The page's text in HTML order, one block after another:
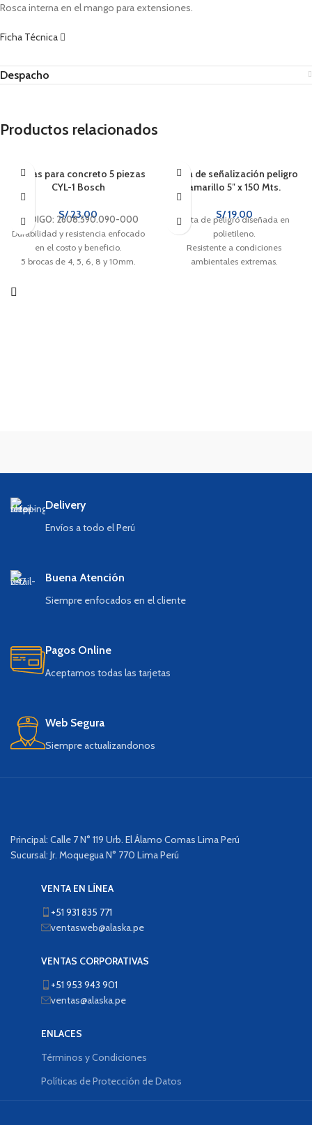
Rosca interna en el mango para extensiones.
Ficha Técnica
Despacho
Productos relacionados
Brocas para concreto 5 piezas
CYL-1 Bosch
S/23.00
CÓDIGO: 2608.590.090-000
Durabilidad y resistencia enfocado
en el costo y beneficio.
5 brocas de 4, 5, 6, 8 y 10mm.
Cinta de señalización peligro
amarillo 5″ x 150 Mts.
S/19.00
Cinta de peligro diseñada en
polietileno.
Resistente a condiciones
ambientales extremas.
Delivery
Envíos a todo el Perú
Buena Atención
Siempre enfocados en el cliente
Pagos Online
Aceptamos todas las tarjetas
Web Segura
Siempre actualizandonos
Principal: Calle 7 N° 119 Urb. El Álamo Comas Lima Perú
Sucursal: Jr. Moquegua N° 770 Lima Perú
VENTA EN LÍNEA
+51 931 835 771
ventasweb@alaska.pe
VENTAS CORPORATIVAS
+51 953 943 901
ventas@alaska.pe
ENLACES
Términos y Condiciones
Políticas de Protección de Datos